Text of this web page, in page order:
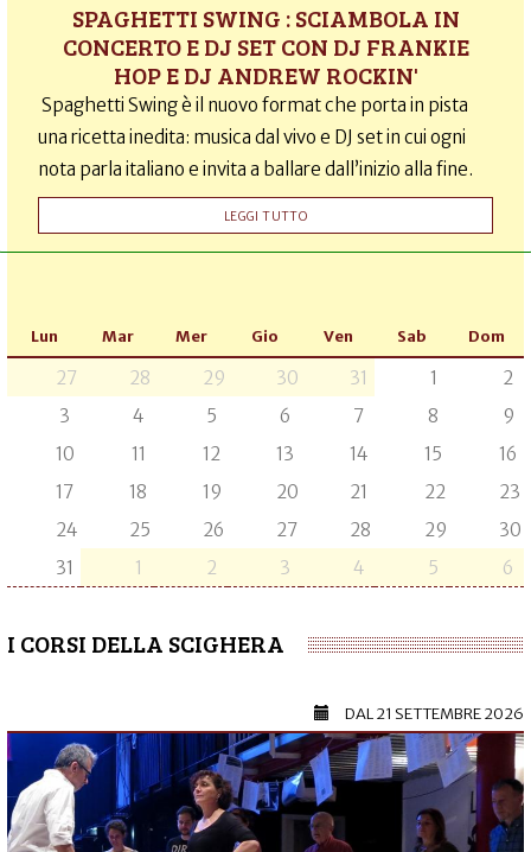
SPAGHETTI SWING : SCIAMBOLA IN
CONCERTO E DJ SET CON DJ FRANKIE
HOP E DJ ANDREW ROCKIN'
Spaghetti Swing è il nuovo format che porta in pista
una ricetta inedita: musica dal vivo e DJ set in cui ogni
nota parla italiano e invita a ballare dall’inizio alla fine.
LEGGI TUTTO
Lun Mar Mer Gio Ven Sab Dom
27 28 29 30 31 1
2
3
4 5 6 7 8
9
10
11 12 13 14 15
16
17
18 19 20 21 22
23
24
25 26 27 28 29
30
31
1 2 3 4 5 6
I CORSI DELLA SCIGHERA
DAL21 SETTEMBRE 2026